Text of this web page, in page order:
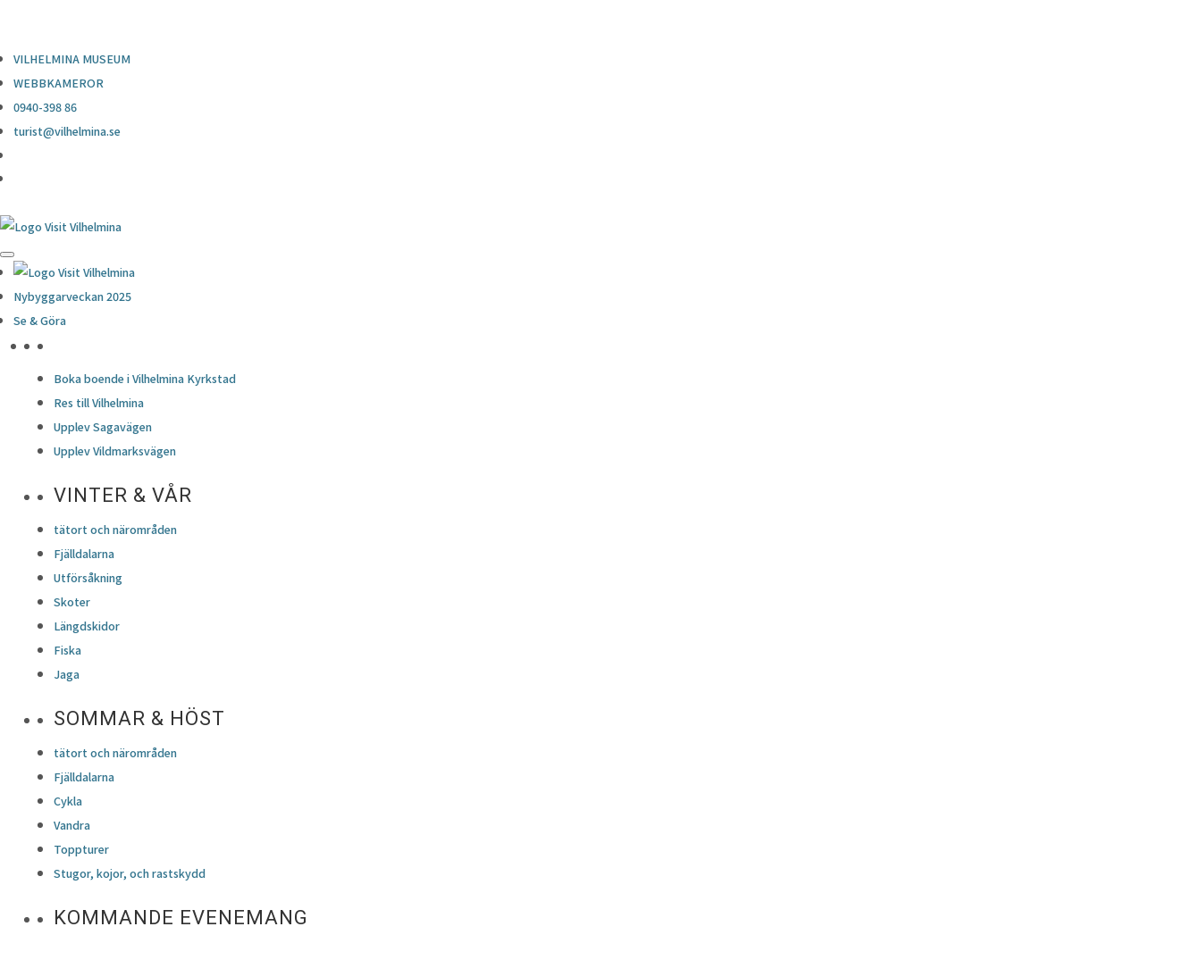
VILHELMINA MUSEUM
WEBBKAMEROR
0940-398 86
turist@vilhelmina.se
Nybyggarveckan 2025
Se & Göra
Boka boende i Vilhelmina Kyrkstad
Res till Vilhelmina
Upplev Sagavägen
Upplev Vildmarksvägen
VINTER & VÅR
tätort och närområden
Fjälldalarna
Utförsåkning
Skoter
Längdskidor
Fiska
Jaga
SOMMAR & HÖST
tätort och närområden
Fjälldalarna
Cykla
Vandra
Toppturer
Stugor, kojor, och rastskydd
KOMMANDE EVENEMANG